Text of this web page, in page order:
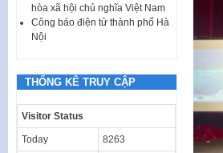
hòa xã hội chủ nghĩa Việt Nam
Công báo điện tử thành phố Hà
Nội
THỐNG KÊ TRUY CẬP
Visitor Status
Today 8263